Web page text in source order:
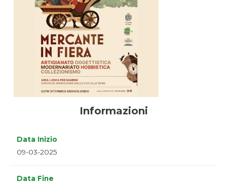
Informazioni
Data Inizio
09-03-2025
Data Fine